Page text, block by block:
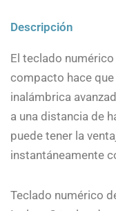
Descripción
El teclado
compacto hace
inalámbrica
a una distancia de
puede tener la
instantáneamente
Teclado numérico